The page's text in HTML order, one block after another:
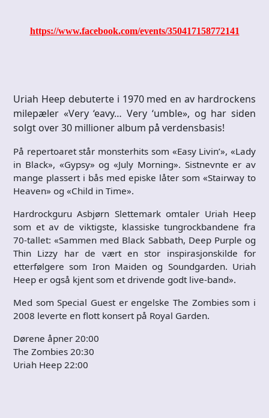
https://www.facebook.com/events/350417158772141
Uriah Heep debuterte i 1970 med en av hardrockens
milepæler «Very ‘eavy… Very ‘umble», og har siden
solgt over 30 millioner album på verdensbasis!
På repertoaret står monsterhits som «Easy Livin’», «Lady
in Black», «Gypsy» og «July Morning». Sistnevnte er av
mange plassert i bås med episke låter som «Stairway to
Heaven» og «Child in Time».
Hardrockguru Asbjørn Slettemark omtaler Uriah Heep
som et av de viktigste, klassiske tungrockbandene fra
70-tallet: «Sammen med Black Sabbath, Deep Purple og
Thin Lizzy har de vært en stor inspirasjonskilde for
etterfølgere som Iron Maiden og Soundgarden. Uriah
Heep er også kjent som et drivende godt live-band».
Med som Special Guest er engelske The Zombies som i
2008 leverte en flott konsert på Royal Garden.
Dørene åpner 20:00
The Zombies 20:30
Uriah Heep 22:00